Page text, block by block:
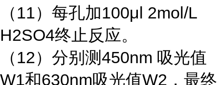
（11）每孔加100μl 2mol/L
H2SO4终止反应。
（12）分别测450nm 吸光值
W1和630nm吸光值W2，最终